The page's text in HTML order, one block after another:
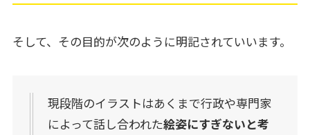
そして、その目的が次のように明記されていいます。
現段階のイラストはあくまで行政や専門家
によって話し合われた絵姿にすぎないと考